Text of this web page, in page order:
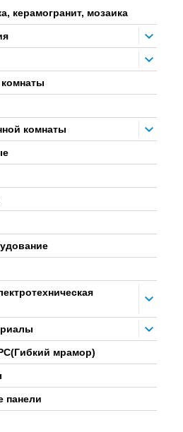
керамогранит, мозаика
комнаты
мрамор)
панели